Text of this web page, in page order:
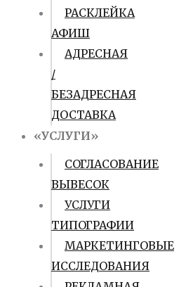
РАСКЛЕЙКА
АФИШ
АДРЕСНАЯ
/
БЕЗАДРЕСНАЯ
ДОСТАВКА
«УСЛУГИ»
СОГЛАСОВАНИЕ
ВЫВЕСОК
УСЛУГИ
ТИПОГРАФИИ
МАРКЕТИНГОВЫЕ
ИССЛЕДОВАНИЯ